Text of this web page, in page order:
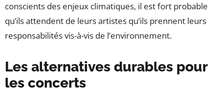
conscients des enjeux climatiques, il est fort probable
qu’ils attendent de leurs artistes qu’ils prennent leurs
responsabilités vis-à-vis de l’environnement.
Les alternatives durables pour
les concerts